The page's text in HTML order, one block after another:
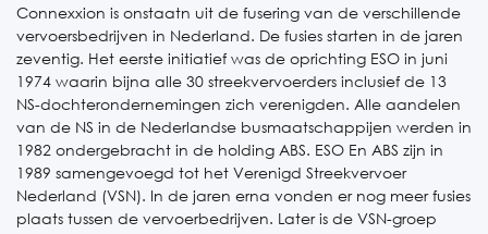
Connexxion is onstaatn uit de fusering van de verschillende
vervoersbedrijven in Nederland. De fusies starten in de jaren
zeventig. Het eerste initiatief was de oprichting ESO in juni
1974 waarin bijna alle 30 streekvervoerders inclusief de 13
NS-dochterondernemingen zich verenigden. Alle aandelen
van de NS in de Nederlandse busmaatschappijen werden in
1982 ondergebracht in de holding ABS. ESO En ABS zijn in
1989 samengevoegd tot het Verenigd Streekvervoer
Nederland (VSN). In de jaren erna vonden er nog meer fusies
plaats tussen de vervoerbedrijven. Later is de VSN-groep